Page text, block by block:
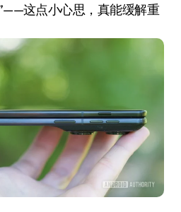
这点小心思，真能缓解重